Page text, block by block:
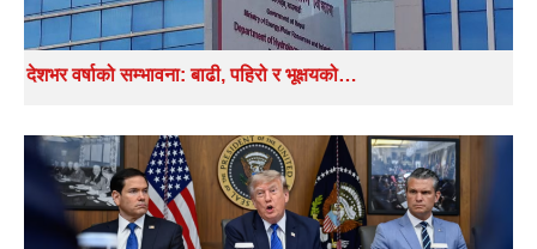
देशभर वर्षाको सम्भावना: बाढी, पहिरो र भूक्षयको…